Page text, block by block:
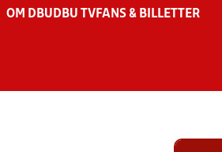
OM DBU DBU TV FANS & BILLETTER